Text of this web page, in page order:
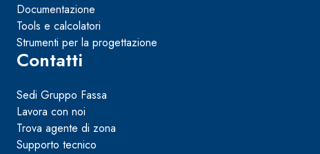
Documentazione
Tools e calcolatori
Strumenti per la progettazione
Contatti
Sedi Gruppo Fassa
Lavora con noi
Trova agente di zona
Supporto tecnico